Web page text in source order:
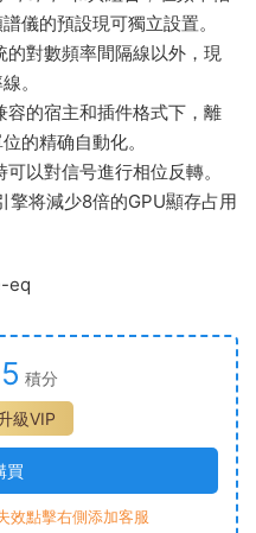
儀的預設現可獨立設置。
對數頻率間隔線以外，現
。
的宿主和插件格式下，離
的精确自動化。
以對信号進行相位反轉。
擎将減少8倍的GPU顯存占用
eq
5 積分
級VIP
買
效點擊右側添加客服